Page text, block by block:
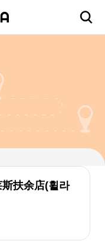
扶余店(휠라